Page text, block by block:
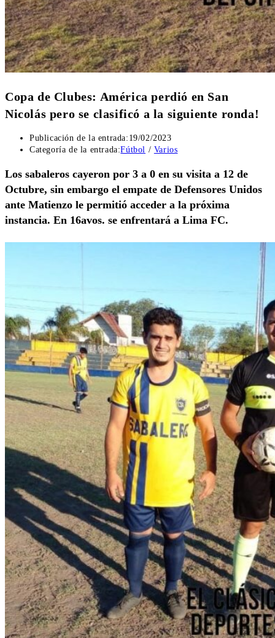
Copa de Clubes: América perdió en San
Nicolás pero se clasificó a la siguiente ronda!
Publicación de la entrada: 19/02/2023
Categoría de la entrada:Fútbol / Varios
Los sabaleros cayeron por 3 a 0 en su visita a 12 de
Octubre, sin embargo el empate de Defensores Unidos
ante Matienzo le permitió acceder a la próxima
instancia. En 16avos. se enfrentará a Lima FC.